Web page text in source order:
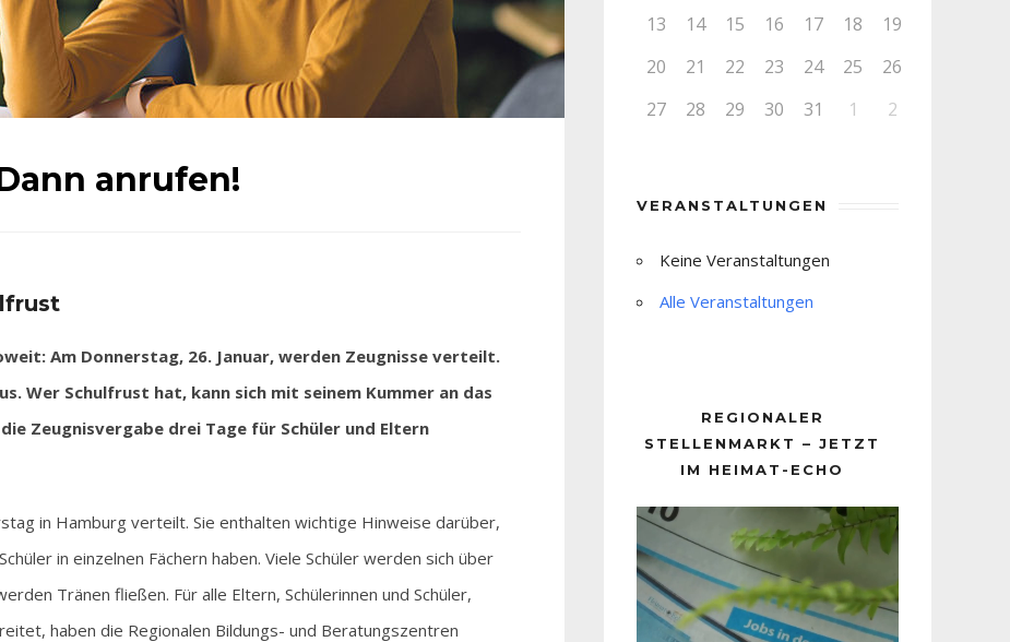
anrufen!
Am Donnerstag, 26. Januar, werden Zeugnisse verteilt.
Wer Schulfrust hat, kann sich mit seinem Kummer an das
Zeugnisvergabe drei Tage für Schüler und Eltern
in Hamburg verteilt. Sie enthalten wichtige Hinweise darüber,
in einzelnen Fächern haben. Viele Schüler werden sich über
Tränen fließen. Für alle Eltern, Schülerinnen und Schüler,
haben die Regionalen Bildungs- und Beratungszentren
13
14 15 16 17 18
19
20
21 22 23 24 25
26
27
28 29 30 31 1 2
VERANSTALTUNGEN
Keine Veranstaltungen
Alle Veranstaltungen
REGIONALER
STELLENMARKT – JETZT
IM HEIMAT-ECHO
Player